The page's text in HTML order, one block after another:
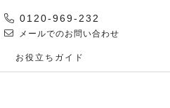
0120-969-232
メールでのお問い合わせ
お役⽴ちガイド